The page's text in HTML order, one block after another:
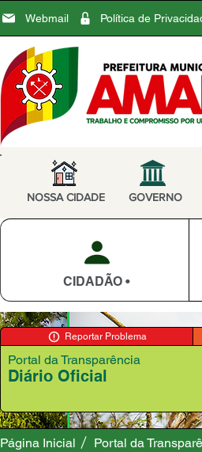
Webmail Política de
NOSSA CIDADE GOVERNO
CIDADÃO •
Reportar Problema
Diário Oficial
Portal da Transparência
Página Inicial Portal da